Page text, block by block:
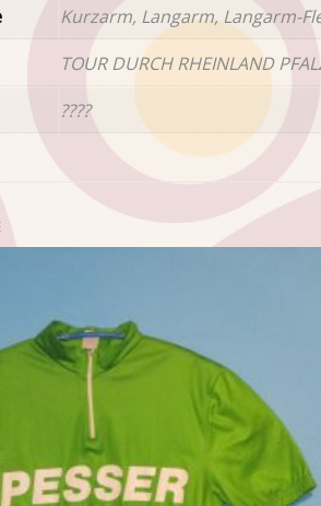
Kurzarm, Langarm, Langarm-
TOUR DURCH RHEINLAND
????